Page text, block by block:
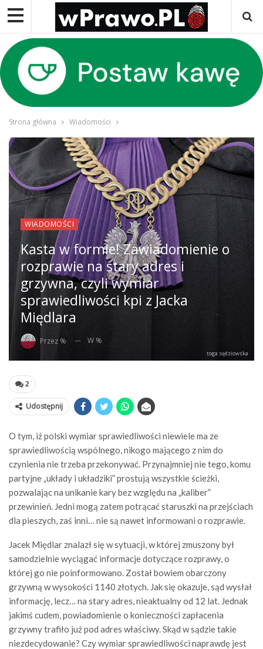
Strona główna Wiadomości
WIADOMOŚCI
Kasta w formie! Zawiadomienie o
rozprawie na stary adres i
grzywna, czyli wymiar
sprawiedliwości kpi z Jacka
Międlara
Przez % W %
toga sędziowska
2
Udostępnij
O tym, iż polski wymiar sprawiedliwości niewiele ma ze
sprawiedliwością wspólnego, nikogo mającego z nim do
czynienia nie trzeba przekonywać. Przynajmniej nie tego, komu
partyjne „układy i układziki” prostują wszystkie ścieżki,
pozwalając na unikanie kary bez względu na „kaliber”
przewinień. Jedni mogą zatem potrącać staruszki na przejściach
dla pieszych, zaś inni… nie są nawet informowani o rozprawie.
Jacek Międlar znalazł się w sytuacji, w której zmuszony był
samodzielnie wyciągać informacje dotyczące rozprawy, o
której go nie poinformowano. Został bowiem obarczony
grzywną w wysokości 1140 złotych. Jak się okazuje, sąd wysłał
informację, lecz… na stary adres, nieaktualny od 12 lat. Jednak
jakimś cudem, powiadomienie o konieczności zapłacenia
grzywny trafiło już pod adres właściwy. Skąd w sądzie takie
niezdecydowanie? Czy wymiar sprawiedliwości naprawdę jest